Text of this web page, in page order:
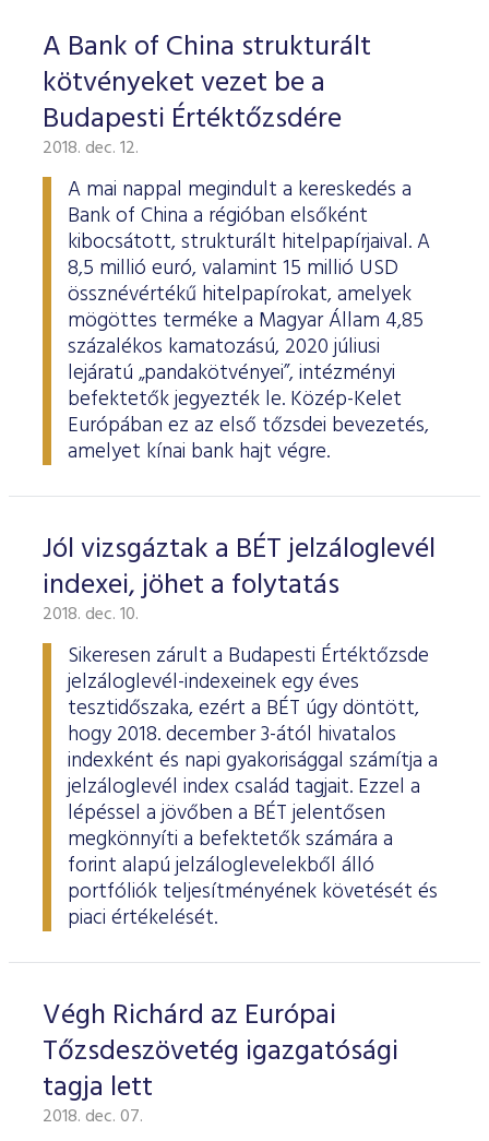
A Bank of China strukturált
kötvényeket vezet be a
Budapesti Értéktőzsdére
2018. dec. 12.
A mai nappal megindult a kereskedés a
Bank of China a régióban elsőként
kibocsátott, strukturált hitelpapírjaival. A
8,5 millió euró, valamint 15 millió USD
össznévértékű hitelpapírokat, amelyek
mögöttes terméke a Magyar Állam 4,85
százalékos kamatozású, 2020 júliusi
lejáratú „pandakötvényei”, intézményi
befektetők jegyezték le. Közép-Kelet
Európában ez az első tőzsdei bevezetés,
amelyet kínai bank hajt végre.
Jól vizsgáztak a BÉT jelzáloglevél
indexei, jöhet a folytatás
2018. dec. 10.
Sikeresen zárult a Budapesti Értéktőzsde
jelzáloglevél-indexeinek egy éves
tesztidőszaka, ezért a BÉT úgy döntött,
hogy 2018. december 3-ától hivatalos
indexként és napi gyakorisággal számítja a
jelzáloglevél index család tagjait. Ezzel a
lépéssel a jövőben a BÉT jelentősen
megkönnyíti a befektetők számára a
forint alapú jelzáloglevelekből álló
portfóliók teljesítményének követését és
piaci értékelését.
Végh Richárd az Európai
Tőzsdeszövetég igazgatósági
tagja lett
2018. dec. 07.